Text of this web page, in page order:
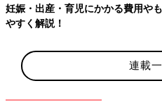
妊娠・出産・育児にかかる費用や
やすく解説！
連載